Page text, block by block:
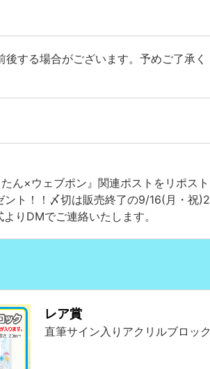
する場合がございます。予めご了承く
ん×ウェブポン』関連ポストをリポスト
ント！！〆切は販売終了の9/16(月・祝)2
りDMでご連絡いたします。
レア賞
直筆サイン入りアクリルブロック